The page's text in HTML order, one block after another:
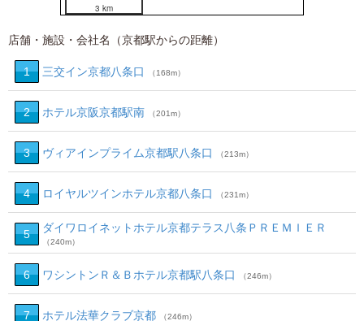
3 km
店舗・施設・会社名（京都駅からの距離）
1 三交イン京都八条口 （168m）
2 ホテル京阪京都駅南 （201m）
3 ヴィアインプライム京都駅八条口 （213m）
4 ロイヤルツインホテル京都八条口 （231m）
5 ダイワロイネットホテル京都テラス八条ＰＲＥＭＩＥＲ
（240m）
6 ワシントンＲ＆Ｂホテル京都駅八条口 （246m）
7 ホテル法華クラブ京都 （246m）